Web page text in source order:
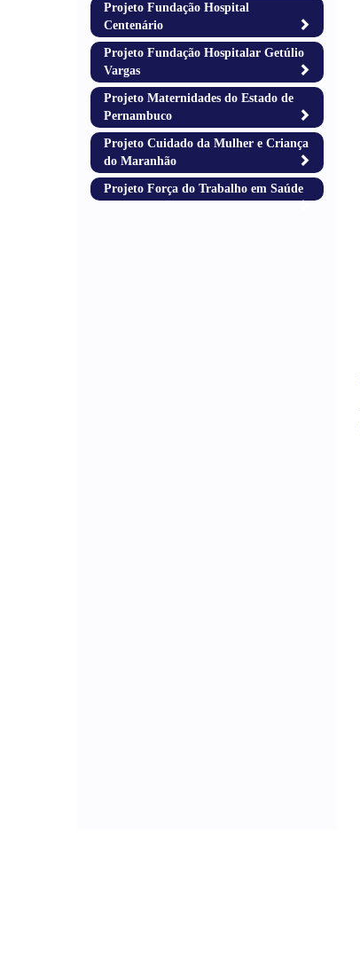
Projeto Fundação Hospital
Centenário
Projeto Fundação Hospitalar Getúlio
Vargas
Projeto Maternidades do Estado de
Pernambuco
Projeto Cuidado da Mulher e Criança
do Maranhão
Projeto Força do Trabalho em Saúde